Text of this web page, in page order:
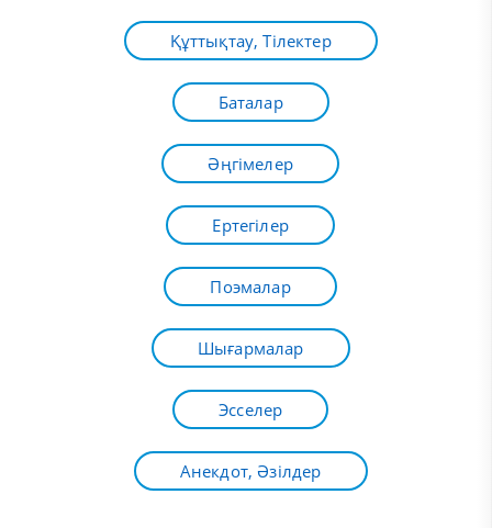
Құттықтау, Тілектер
Баталар
Әңгімелер
Ертегілер
Поэмалар
Шығармалар
Эсселер
Анекдот, Әзілдер